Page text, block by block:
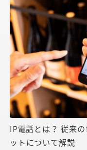
IP電話とは？ 従来
ットについて解説